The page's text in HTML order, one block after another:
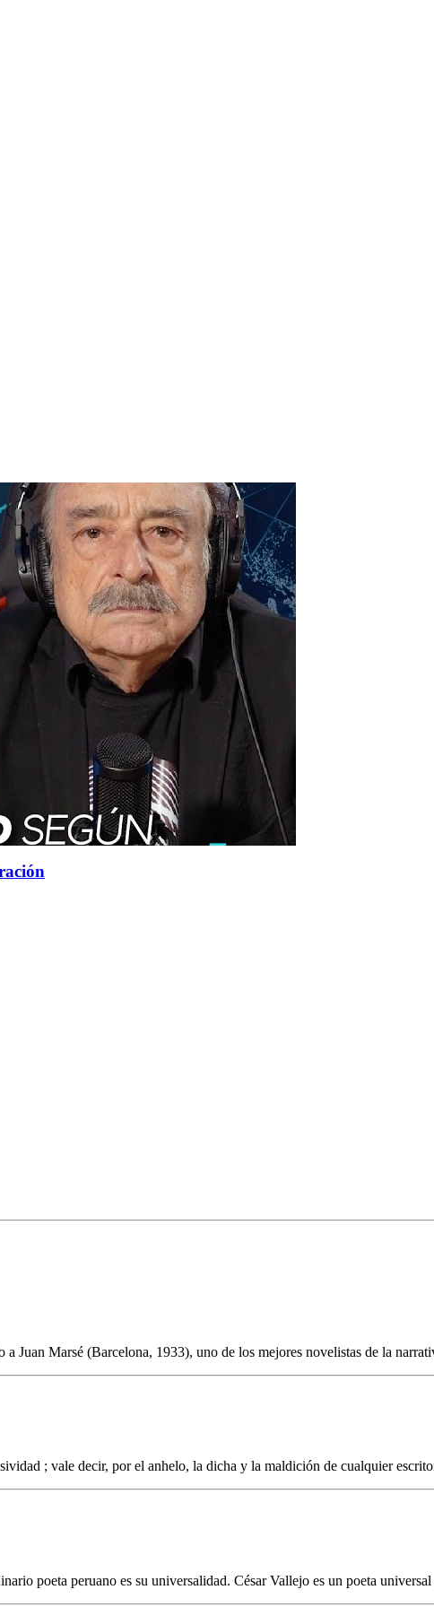
Juan Marsé (Barcelona, 1933), uno de los mejores novelistas de la
; vale decir, por el anhelo, la dicha y la maldición de cualquier
poeta peruano es su universalidad. César Vallejo es un poeta